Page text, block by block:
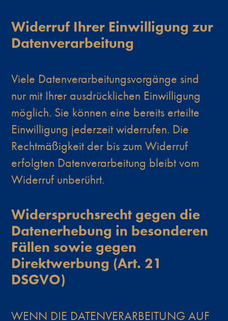
Widerruf Ihrer Einwilligung zur
Datenverarbeitung
Viele Datenverarbeitungsvorgänge sind
nur mit Ihrer ausdrücklichen Einwilligung
möglich. Sie können eine bereits erteilte
Einwilligung jederzeit widerrufen. Die
Rechtmäßigkeit der bis zum Widerruf
erfolgten Datenverarbeitung bleibt vom
Widerruf unberührt.
Widerspruchsrecht gegen die
Datenerhebung in besonderen
Fällen sowie gegen
Direktwerbung (Art. 21
DSGVO)
WENN DIE DATENVERARBEITUNG AUF